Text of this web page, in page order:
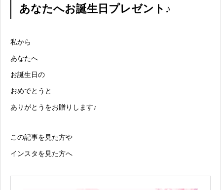
あなたへお誕生日プレゼント♪
私から
あなたへ
お誕生日の
おめでとうと
ありがとうをお贈りします♪
この記事を見た方や
インスタを見た方へ